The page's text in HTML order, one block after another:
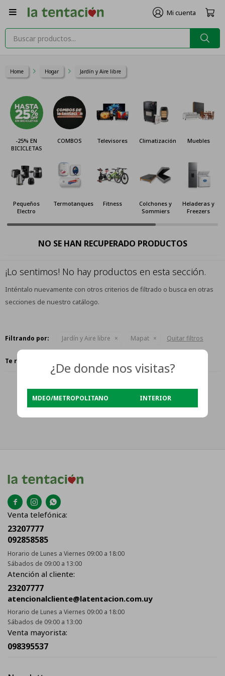

Home Hogar Jardín y Aire libre
-25% EN
BICICLETAS
COMBOS Televisores Climatización Muebles
Pequeños
Electro
Termotanques Fitness
Colchones y
Sommiers
Heladeras y
Freezers
NO SE HAN RECUPERADO PRODUCTOS
¡Lo sentimos! No hay productos en esta sección.
Inténtalo nuevamente con otros criterios de filtrado o busca en otras
secciones de nuestro catálogo.
Filtrando por: Jardín y Aire libre Mapat Quitar filtros
Te recomendamos quitar:
  
Venta telefónica:
23207777
092858585
Horario de Lunes a Viernes 09:00 a 18:00
Sábados de 09:00 a 13:00
Atención al cliente:
23207777
atencionalcliente@latentacion.com.uy
Horario de Lunes a Viernes 09:00 a 18:00
Sábados de 09:00 a 13:00
Venta mayorista:
098395537
¿De donde nos visitas?
MDEO/METROPOLITANO INTERIOR